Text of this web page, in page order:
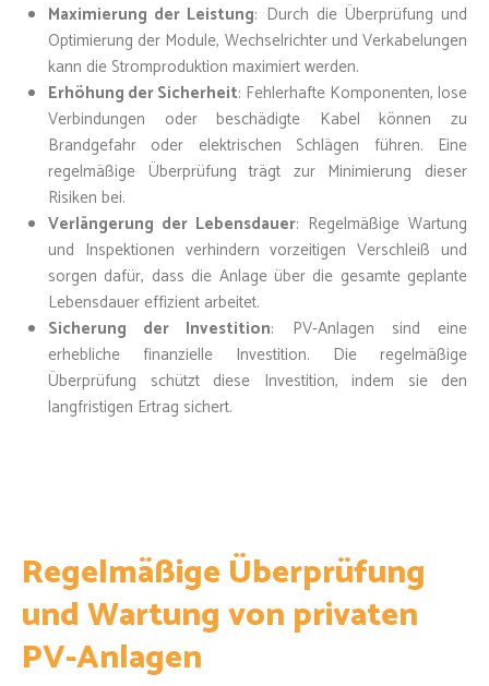
Maximierung der Leistung: Durch die Überprüfung und
Optimierung der Module, Wechselrichter und Verkabelungen
kann die Stromproduktion maximiert werden.
Erhöhung der Sicherheit: Fehlerhafte Komponenten, lose
Verbindungen oder beschädigte Kabel können zu
Brandgefahr oder elektrischen Schlägen führen. Eine
regelmäßige Überprüfung trägt zur Minimierung dieser
Risiken bei.
Verlängerung der Lebensdauer: Regelmäßige Wartung
und Inspektionen verhindern vorzeitigen Verschleiß und
sorgen dafür, dass die Anlage über die gesamte geplante
Lebensdauer effizient arbeitet.
Sicherung der Investition: PV-Anlagen sind eine
erhebliche finanzielle Investition. Die regelmäßige
Überprüfung schützt diese Investition, indem sie den
langfristigen Ertrag sichert.
Regelmäßige Überprüfung
und Wartung von privaten
PV-Anlagen